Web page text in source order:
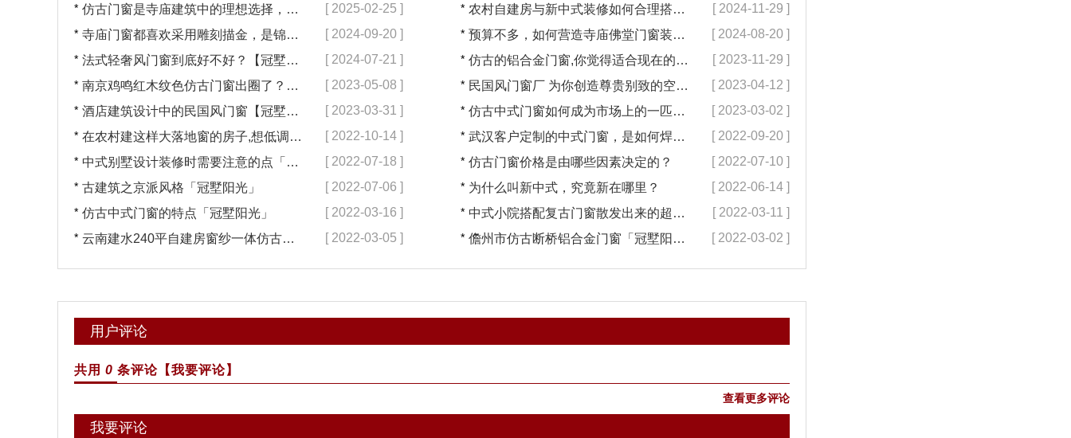
* 仿古门窗是寺庙建筑中的理想选择，换一次用终生【冠墅阳光】 [ 2025-02-25 ] * 农村自建房与新中式装修如何合理搭配【冠墅阳光】 [ 2024-11-29 ]
* 寺庙门窗都喜欢采用雕刻描金，是锦上添花吗？【冠墅阳光】 [ 2024-09-20 ] * 预算不多，如何营造寺庙佛堂门窗装修【冠墅阳光】 [ 2024-08-20 ]
* 法式轻奢风门窗到底好不好？【冠墅阳光】 [ 2024-07-21 ] * 仿古的铝合金门窗,你觉得适合现在的装修吗?【冠墅阳光】 [ 2023-11-29 ]
* 南京鸡鸣红木纹色仿古门窗出圈了？【冠墅阳光】 [ 2023-05-08 ] * 民国风门窗厂 为你创造尊贵别致的空间【冠墅阳光】 [ 2023-04-12 ]
* 酒店建筑设计中的民国风门窗【冠墅阳光】 [ 2023-03-31 ] * 仿古中式门窗如何成为市场上的一匹黑马【冠墅阳光】 [ 2023-03-02 ]
* 在农村建这样大落地窗的房子,想低调都难吧【冠墅阳光】 [ 2022-10-14 ] * 武汉客户定制的中式门窗，是如何焊接的呢？ [ 2022-09-20 ]
* 中式别墅设计装修时需要注意的点「冠墅阳光」 [ 2022-07-18 ] * 仿古门窗价格是由哪些因素决定的？ [ 2022-07-10 ]
* 古建筑之京派风格「冠墅阳光」 [ 2022-07-06 ] * 为什么叫新中式，究竟新在哪里？ [ 2022-06-14 ]
* 仿古中式门窗的特点「冠墅阳光」 [ 2022-03-16 ] * 中式小院搭配复古门窗散发出来的超凡气质 「冠墅阳光」 [ 2022-03-11 ]
* 云南建水240平自建房窗纱一体仿古门窗完工「冠墅阳光」 [ 2022-03-05 ] * 儋州市仿古断桥铝合金门窗「冠墅阳光」 [ 2022-03-02 ]
用户评论
共用 0 条评论 【我要评论】
查看更多评论
我要评论